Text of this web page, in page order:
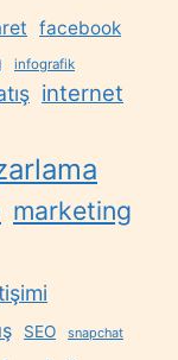
facebook
infografik
internet
marketing
SEO snapchat